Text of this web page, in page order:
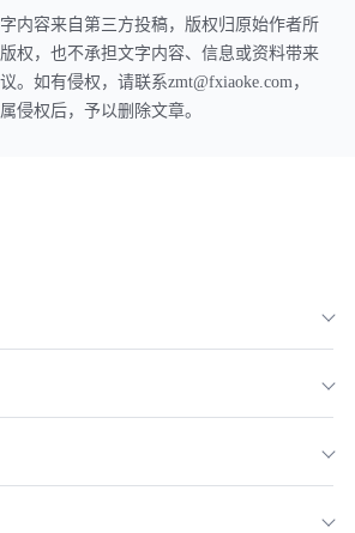
内容来自第三方投稿，版权归原始作者所
权，也不承担文字内容、信息或资料带来
。如有侵权，请联系zmt@fxiaoke.com，
侵权后，予以删除文章。